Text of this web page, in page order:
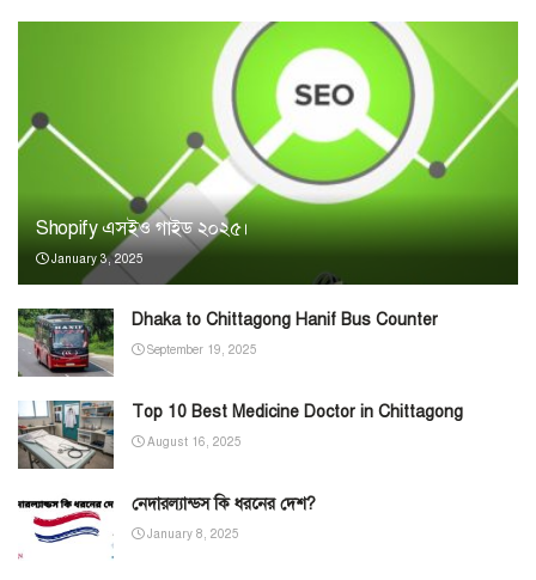
Shopify এসইও গাইড ২০২৫।
January 3, 2025
Dhaka to Chittagong Hanif Bus Counter
September 19, 2025
Top 10 Best Medicine Doctor in Chittagong
August 16, 2025
নেদারল্যান্ডস কি ধরনের দেশ?
January 8, 2025